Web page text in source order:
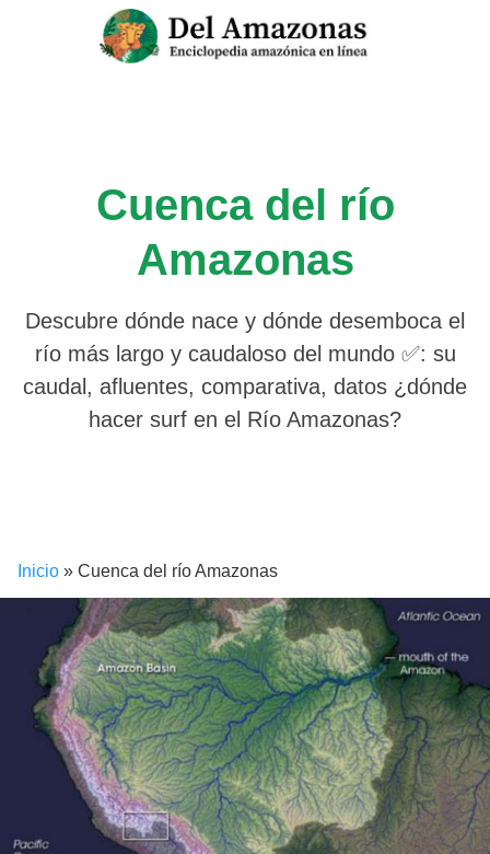
Cuenca del río
Amazonas
Descubre dónde nace y dónde desemboca el
río más largo y caudaloso del mundo ✅: su
caudal, afluentes, comparativa, datos ¿dónde
hacer surf en el Río Amazonas?
Inicio » Cuenca del río Amazonas